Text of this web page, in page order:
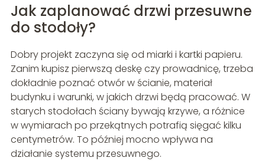
Jak zaplanować drzwi przesuwne
do stodoły?
Dobry projekt zaczyna się od miarki i kartki papieru.
Zanim kupisz pierwszą deskę czy prowadnicę, trzeba
dokładnie poznać otwór w ścianie, materiał
budynku i warunki, w jakich drzwi będą pracować. W
starych stodołach ściany bywają krzywe, a różnice
w wymiarach po przekątnych potrafią sięgać kilku
centymetrów. To później mocno wpływa na
działanie systemu przesuwnego.